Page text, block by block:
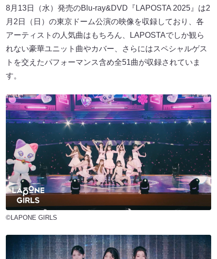
8月13日（水）発売のBlu-ray&DVD『LAPOSTA 2025』は2
月2日（日）の東京ドーム公演の映像を収録しており、各
アーティストの人気曲はもちろん、LAPOSTAでしか観ら
れない豪華ユニット曲やカバー、さらにはスペシャルゲス
トを交えたパフォーマンス含め全51曲が収録されていま
す。
©LAPONE GIRLS